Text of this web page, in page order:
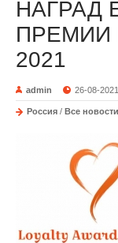
НАГРАД
ПРЕМИИ
2021
admin 26-08-
Россия / Все новости